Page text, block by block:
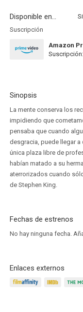
Disponible en...
Suscripción
Amazon
Suscripción:
Sinopsis
La mente conserva los
impidiendo que
pensaba que cuando
desgracia, puede llegar a
única plaza libre de
habían matado a su
aterrorizados cuando
de Stephen King.
Fechas de estrenos
No hay ninguna fecha.
Enlaces externos